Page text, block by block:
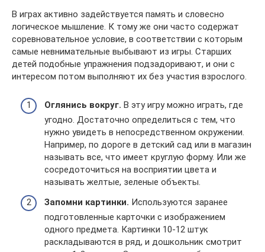
В играх активно задействуется память и словесно
логическое мышление. К тому же они часто содержат
соревновательное условие, в соответствии с которым
самые невнимательные выбывают из игры. Старших
детей подобные упражнения подзадоривают, и они с
интересом потом выполняют их без участия взрослого.
Оглянись вокруг. В эту игру можно играть, где
угодно. Достаточно определиться с тем, что
нужно увидеть в непосредственном окружении.
Например, по дороге в детский сад или в магазин
называть все, что имеет круглую форму. Или же
сосредоточиться на восприятии цвета и
называть желтые, зеленые объекты.
Запомни картинки. Используются заранее
подготовленные карточки с изображением
одного предмета. Картинки 10-12 штук
раскладываются в ряд, и дошкольник смотрит